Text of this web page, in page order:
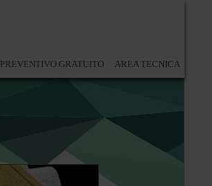
PREVENTIVO GRATUITO AREA TECNICA